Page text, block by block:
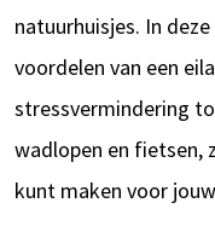
natuurhuisjes. In
voordelen van een
stressvermindering
wadlopen en fietsen,
kunt maken voor